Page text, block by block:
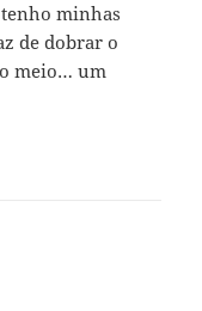
minhas
de dobrar o
meio… um